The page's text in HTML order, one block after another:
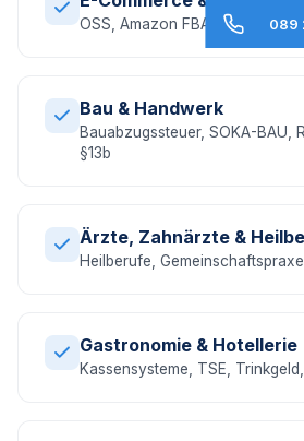
OSS, Amazon FBA, EU-
Bau & Handwerk
Bauabzugssteuer, SOKA-BAU,
§13b
Ärzte, Zahnärzte &
Heilberufe,
Gastronomie & Hotellerie
Kassensysteme, TSE,
089